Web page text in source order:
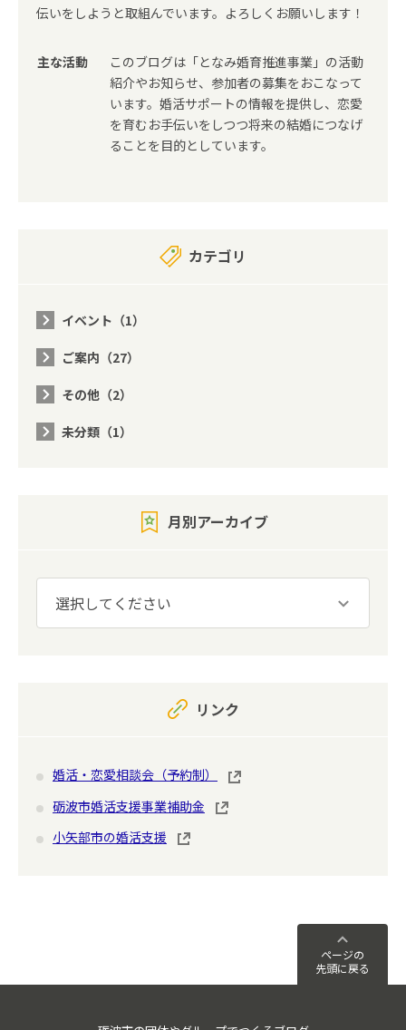
伝いをしようと取組んでいます。よろしくお願いします！
主な活動
このブログは「となみ婚育推進事業」の活動
紹介やお知らせ、参加者の募集をおこなって
います。婚活サポートの情報を提供し、恋愛
を育むお手伝いをしつつ将来の結婚につなげ
ることを目的としています。
カテゴリ
イベント（1）
ご案内（27）
その他（2）
未分類（1）
月別アーカイブ
リンク
婚活・恋愛相談会（予約制）
砺波市婚活支援事業補助金
小矢部市の婚活支援
ページの
先頭に戻る